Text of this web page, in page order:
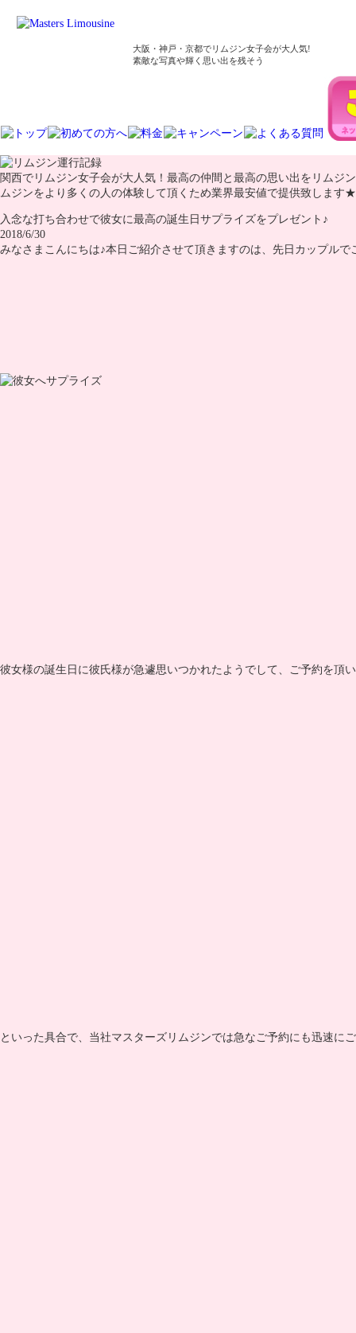
大阪・神戸・京都でリムジン女子会が大人気!
素敵な写真や輝く思い出を残そう
関西でリムジン女子会が大人気！最高の仲間と最高の思い出をリムジ
ムジンをより多くの人の体験して頂くため業界最安値で提供致します★
入念な打ち合わせで彼女に最高の誕生日サプライズをプレゼント♪
2018/6/30
みなさまこんにちは♪本日ご紹介させて頂きますのは、先日カップル
彼女様の誕生日に彼氏様が急遽思いつかれたようでして、ご予約を頂
といった具合で、当社マスターズリムジンでは急なご予約にも迅速に